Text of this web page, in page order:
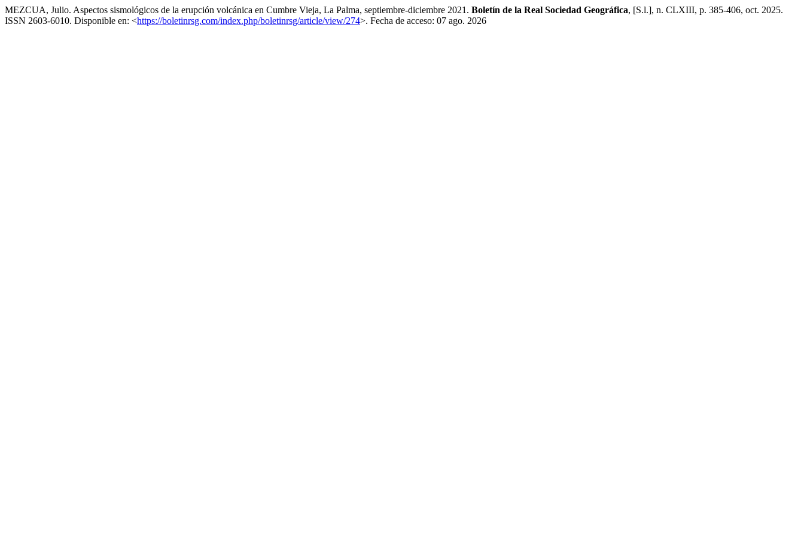
MEZCUA, Julio. Aspectos sismológicos de la erupción volcánica en Cumbre Vieja, La Palma, septiembre-diciembre 2021. Boletín de la Real Sociedad Geográfica, [S.l.], n. CLXIII, p. 385-406, oct. 2025.
ISSN 2603-6010. Disponible en: <https://boletinrsg.com/index.php/boletinrsg/article/view/274>. Fecha de acceso: 07 ago. 2026